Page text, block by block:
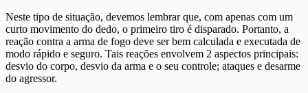
Neste tipo de situação, devemos lembrar que, com apenas com um
curto movimento do dedo, o primeiro tiro é disparado. Portanto, a
reação contra a arma de fogo deve ser bem calculada e executada de
modo rápido e seguro. Tais reações envolvem 2 aspectos principais:
desvio do corpo, desvio da arma e o seu controle; ataques e desarme
do agressor.